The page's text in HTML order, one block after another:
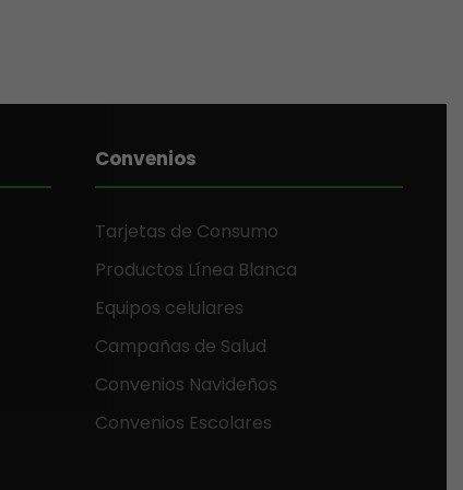
Convenios
Tarjetas de Consumo
Productos Línea Blanca
Equipos celulares
Campañas de Salud
Convenios Navideños
Convenios Escolares